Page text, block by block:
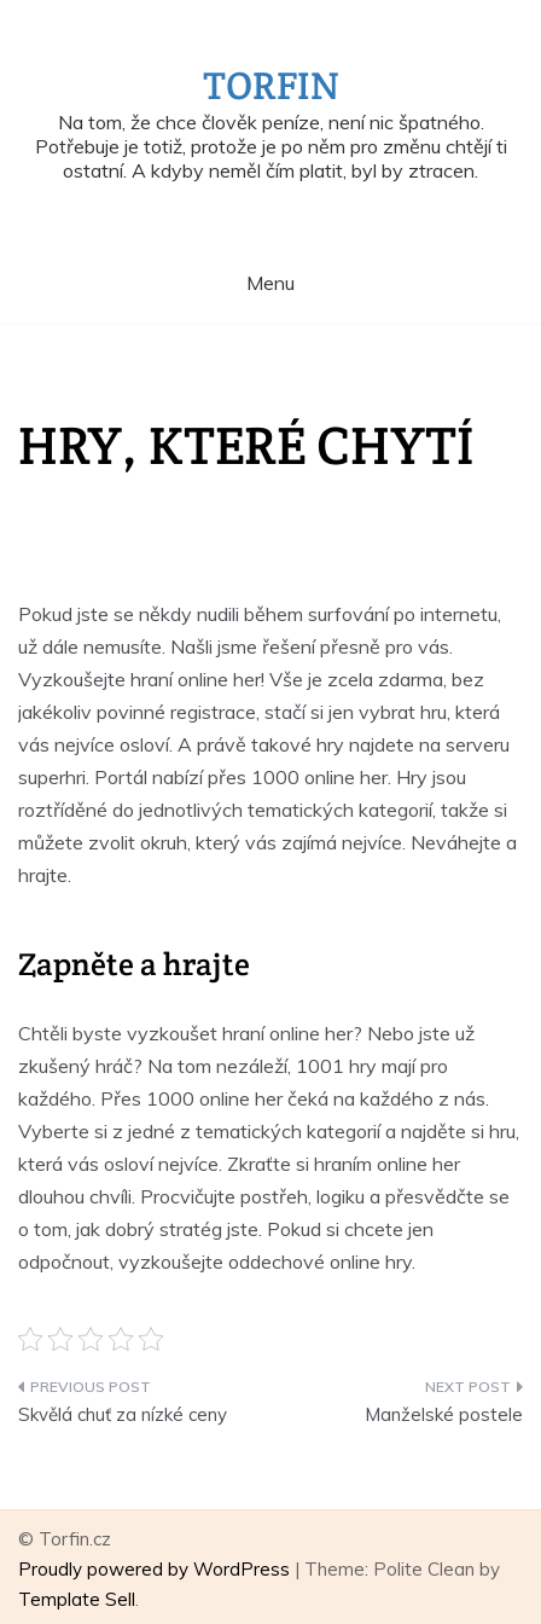
TORFIN
Na tom, že chce člověk peníze, není nic špatného.
Potřebuje je totiž, protože je po něm pro změnu chtějí ti
ostatní. A kdyby neměl čím platit, byl by ztracen.
Menu
HRY, KTERÉ CHYTÍ
Pokud jste se někdy nudili během surfování po internetu,
už dále nemusíte. Našli jsme řešení přesně pro vás.
Vyzkoušejte hraní online her! Vše je zcela zdarma, bez
jakékoliv povinné registrace, stačí si jen vybrat hru, která
vás nejvíce osloví. A právě takové hry najdete na serveru
superhri. Portál nabízí přes 1000 online her. Hry jsou
roztříděné do jednotlivých tematických kategorií, takže si
můžete zvolit okruh, který vás zajímá nejvíce. Neváhejte a
hrajte.
Zapněte a hrajte
Chtěli byste vyzkoušet hraní online her? Nebo jste už
zkušený hráč? Na tom nezáleží, 1001 hry mají pro
každého. Přes 1000 online her čeká na každého z nás.
Vyberte si z jedné z tematických kategorií a najděte si hru,
která vás osloví nejvíce. Zkraťte si hraním online her
dlouhou chvíli. Procvičujte postřeh, logiku a přesvědčte se
o tom, jak dobrý stratég jste. Pokud si chcete jen
odpočnout, vyzkoušejte oddechové online hry.
Navigace
Skvělá chuť za nízké ceny Manželské postele
© Torfin.cz
Proudly powered by WordPress | Theme: Polite Clean by
Template Sell.